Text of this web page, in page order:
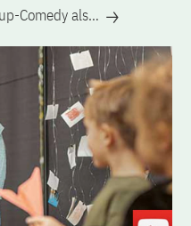
Comedy als…